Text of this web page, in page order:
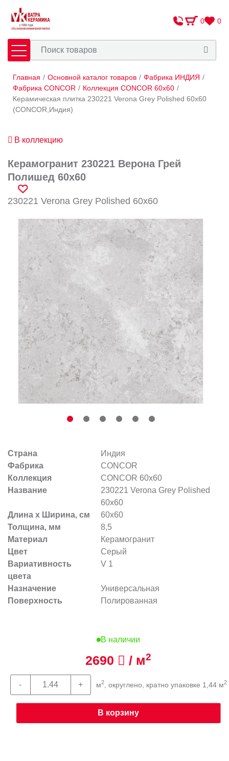
0 0
Плитка Сантехника
Оплата и доставка
Контакты
+7 (495) 532-06-30 internet@kdv.ru
Заказать звонок
Главная / Основной каталог товаров / Фабрика ИНДИЯ /
Фабрика CONCOR / Коллекция CONCOR 60x60 /
Керамическая плитка 230221 Verona Grey Polished 60x60
(CONCOR,Индия)
В коллекцию
Керамогранит 230221 Верона Грей
Полишед 60x60
230221 Verona Grey Polished 60x60
Страна
Индия
Фабрика
CONCOR
Коллекция
CONCOR 60x60
Название
230221 Verona Grey Polished
60x60
Длина х Ширина, см
60x60
Толщина, мм
8,5
Материал
Керамогранит
Цвет
Серый
Вариативность
цвета
V 1
Назначение
Универсальная
Поверхность
Полированная
В наличии
2690 / м2
м2, округлено, кратно упаковке 1,44 м2
В корзину